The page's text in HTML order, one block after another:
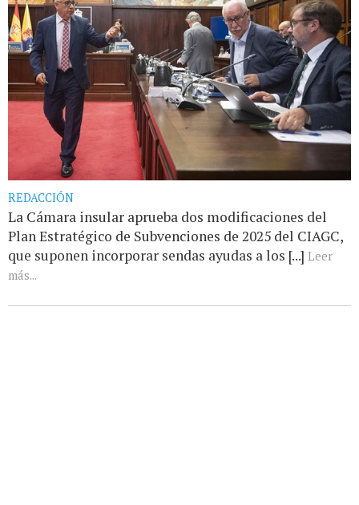
REDACCIÓN
La Cámara insular aprueba dos modificaciones del
Plan Estratégico de Subvenciones de 2025 del CIAGC,
que suponen incorporar sendas ayudas a los [...] Leer
más...